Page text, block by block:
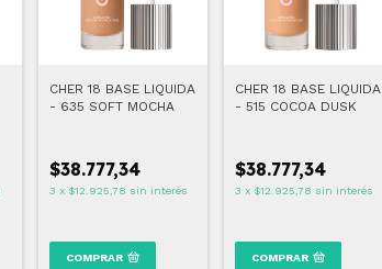
CHER 18 BASE LIQUIDA
- 635 SOFT MOCHA
$38.777,34
3 x $12.925,78 sin interés
COMPRAR
CHER 18 BASE LIQUIDA
- 515 COCOA DUSK
$38.777,34
3 x $12.925,78 sin interés
COMPRAR